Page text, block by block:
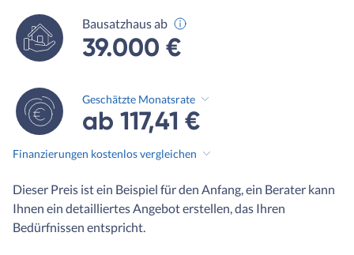
Bausatzhaus ab
39.000 €
Geschätzte Monatsrate
ab 117,41 €
Finanzierungen kostenlos vergleichen
Dieser Preis ist ein Beispiel für den Anfang, ein Berater kann
Ihnen ein detailliertes Angebot erstellen, das Ihren
Bedürfnissen entspricht.